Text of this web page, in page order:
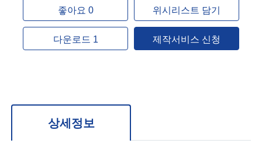
좋아요 0 위시리스트 담기
다운로드 1 제작서비스 신청
상세정보